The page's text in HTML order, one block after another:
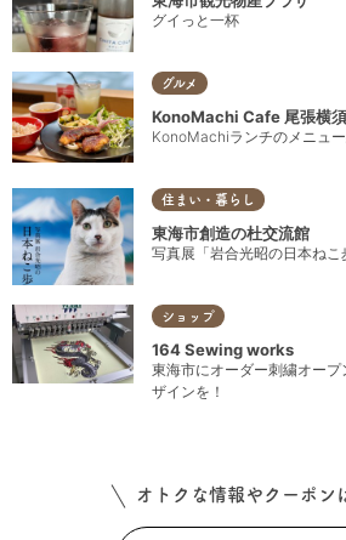
グイっと一杯
グルメ
KonoMachi Cafe 尾張横
KonoMachiランチのメニュー
住まい・暮らし
東海市創造の杜交流館
写真展「岩合光昭の日本ねこ
ショップ
164 Sewing works
東海市にオーダー刺繍オー
ザインを！
オトクな情報やクーポン